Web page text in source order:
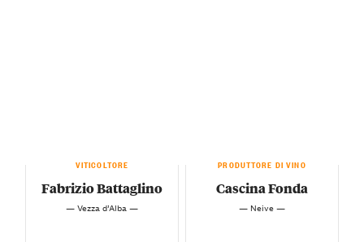
VITICOLTORE
Fabrizio Battaglino
— Vezza d’Alba —
PRODUTTORE DI VINO
Cascina Fonda
— Neive —